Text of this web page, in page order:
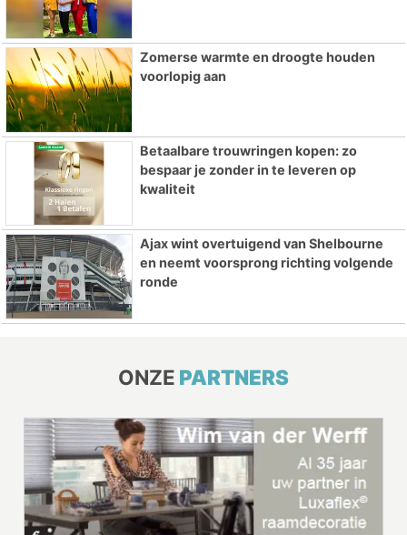
Zomerse warmte en droogte houden
voorlopig aan
Betaalbare trouwringen kopen: zo
bespaar je zonder in te leveren op
kwaliteit
Ajax wint overtuigend van Shelbourne
en neemt voorsprong richting volgende
ronde
ONZE PARTNERS